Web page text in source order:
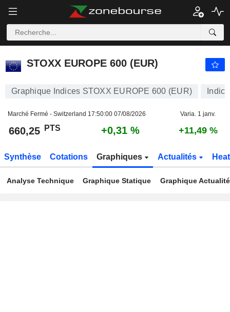
STOXX EUROPE 600 (EUR)
Graphique Indices STOXX EUROPE 600 (EUR) Indice
Marché Fermé - Switzerland 17:50:00 07/08/2026 Varia. 1 janv.
660,25 PTS +0,31 % +11,49 %
Synthèse Cotations Graphiques Actualités
Analyse Technique Graphique Statique Graphique